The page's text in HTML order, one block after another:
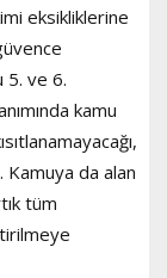
eksikliklerine
5. ve 6.
kamu
Kamuya da alan
tüm